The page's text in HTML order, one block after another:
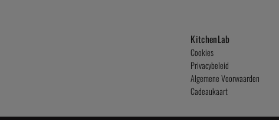
KitchenLab
Cookies
Privacybeleid
Algemene Voorwaarden
Cadeaukaart